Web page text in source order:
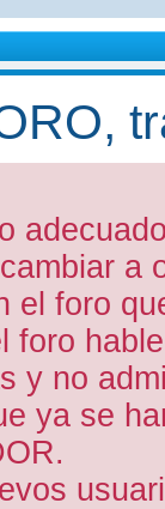
a
el foro
foro
y no
ya se